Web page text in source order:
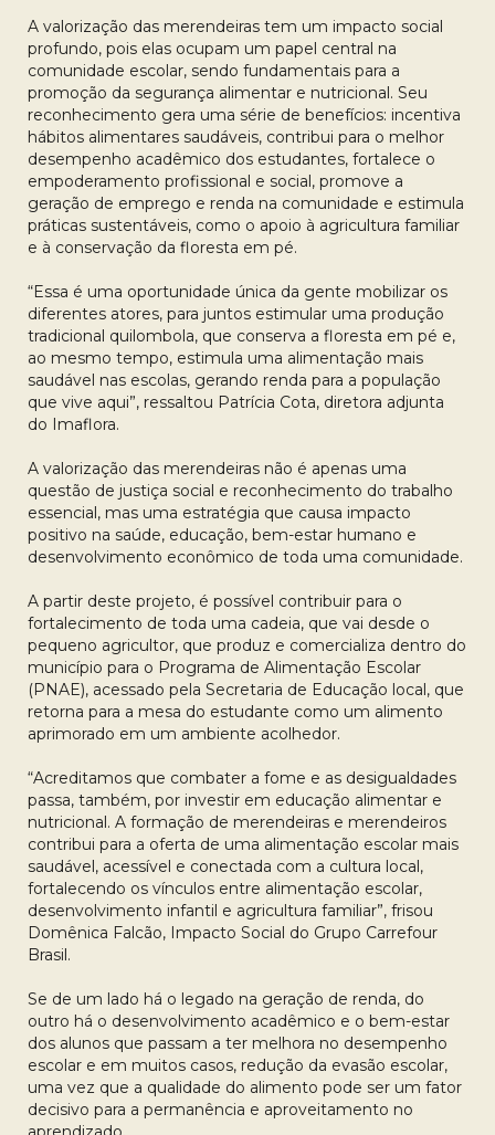
A valorização das merendeiras tem um impacto social
profundo, pois elas ocupam um papel central na
comunidade escolar, sendo fundamentais para a
promoção da segurança alimentar e nutricional. Seu
reconhecimento gera uma série de benefícios: incentiva
hábitos alimentares saudáveis, contribui para o melhor
desempenho acadêmico dos estudantes, fortalece o
empoderamento profissional e social, promove a
geração de emprego e renda na comunidade e estimula
práticas sustentáveis, como o apoio à agricultura familiar
e à conservação da floresta em pé.
“Essa é uma oportunidade única da gente mobilizar os
diferentes atores, para juntos estimular uma produção
tradicional quilombola, que conserva a floresta em pé e,
ao mesmo tempo, estimula uma alimentação mais
saudável nas escolas, gerando renda para a população
que vive aqui”, ressaltou Patrícia Cota, diretora adjunta
do Imaflora.
A valorização das merendeiras não é apenas uma
questão de justiça social e reconhecimento do trabalho
essencial, mas uma estratégia que causa impacto
positivo na saúde, educação, bem-estar humano e
desenvolvimento econômico de toda uma comunidade.
A partir deste projeto, é possível contribuir para o
fortalecimento de toda uma cadeia, que vai desde o
pequeno agricultor, que produz e comercializa dentro do
município para o Programa de Alimentação Escolar
(PNAE), acessado pela Secretaria de Educação local, que
retorna para a mesa do estudante como um alimento
aprimorado em um ambiente acolhedor.
“Acreditamos que combater a fome e as desigualdades
passa, também, por investir em educação alimentar e
nutricional. A formação de merendeiras e merendeiros
contribui para a oferta de uma alimentação escolar mais
saudável, acessível e conectada com a cultura local,
fortalecendo os vínculos entre alimentação escolar,
desenvolvimento infantil e agricultura familiar”, frisou
Domênica Falcão, Impacto Social do Grupo Carrefour
Brasil.
Se de um lado há o legado na geração de renda, do
outro há o desenvolvimento acadêmico e o bem-estar
dos alunos que passam a ter melhora no desempenho
escolar e em muitos casos, redução da evasão escolar,
uma vez que a qualidade do alimento pode ser um fator
decisivo para a permanência e aproveitamento no